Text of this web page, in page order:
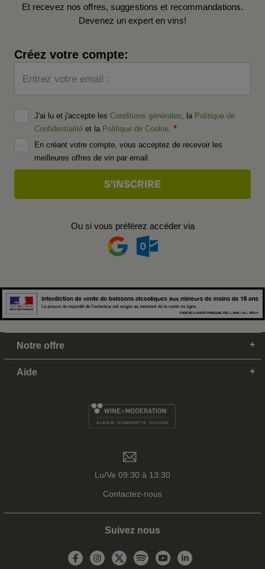
Et recevez nos offres, suggestions et recommandations.
Devenez un expert en vins!
Créez votre compte:
Entrez votre email :
J'ai lu et j'accepte les Conditions générales , la Politique de
Confidentialité et la Politique de Cookie
En créant votre compte, vous acceptez de recevoir les
meilleures offres de vin par email.
Ou si vous préférez accéder via
Notre offre
Aide
Lu/Ve 09:30 à 13:30
Contactez-nous
Suivez nous